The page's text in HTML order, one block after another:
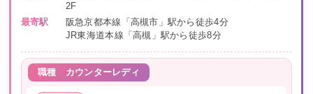
2F
最寄駅
阪急京都本線「高槻市」駅から徒歩4分
JR東海道本線「高槻」駅から徒歩8分
職種 カウンターレディ